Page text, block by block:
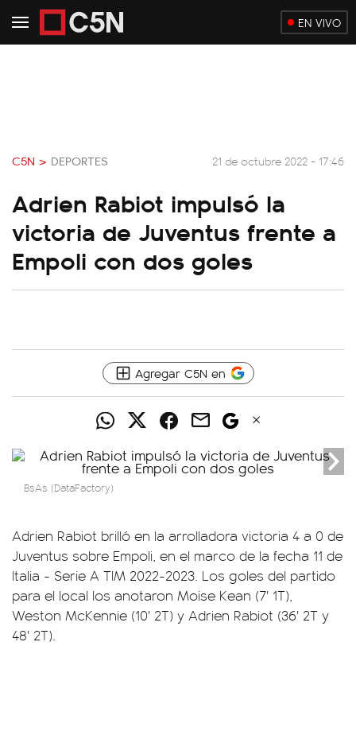
EN VIVO
C5N > DEPORTES 21 de octubre 2022 - 17:46
Adrien Rabiot impulsó la
victoria de Juventus frente a
Empoli con dos goles
Agregar C5N en
BsAs (DataFactory)
Adrien Rabiot brilló en la arrolladora victoria 4 a 0 de
Juventus sobre Empoli, en el marco de la fecha 11 de
Italia - Serie A TIM 2022-2023. Los goles del partido
para el local los anotaron Moise Kean (7' 1T),
Weston McKennie (10' 2T) y Adrien Rabiot (36' 2T y
48' 2T).